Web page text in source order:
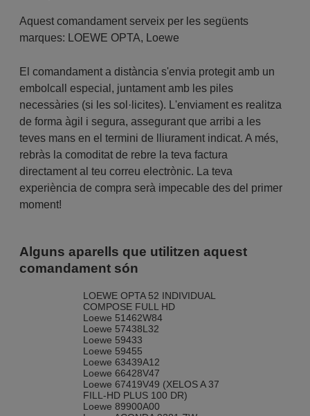
Aquest comandament serveix per les següents
marques: LOEWE OPTA, Loewe
El comandament a distància s'envia protegit amb un
embolcall especial, juntament amb les piles
necessàries (si les sol·licites). L'enviament es realitza
de forma àgil i segura, assegurant que arribi a les
teves mans en el termini de lliurament indicat. A més,
rebràs la comoditat de rebre la teva factura
directament al teu correu electrònic. La teva
experiència de compra serà impecable des del primer
moment!
Alguns aparells que utilitzen aquest
comandament són
LOEWE OPTA 52 INDIVIDUAL
COMPOSE FULL HD
Loewe 51462W84
Loewe 57438L32
Loewe 59433
Loewe 59455
Loewe 63439A12
Loewe 66428V47
Loewe 67419V49 (XELOS A 37
FILL-HD PLUS 100 DR)
Loewe 89900A00